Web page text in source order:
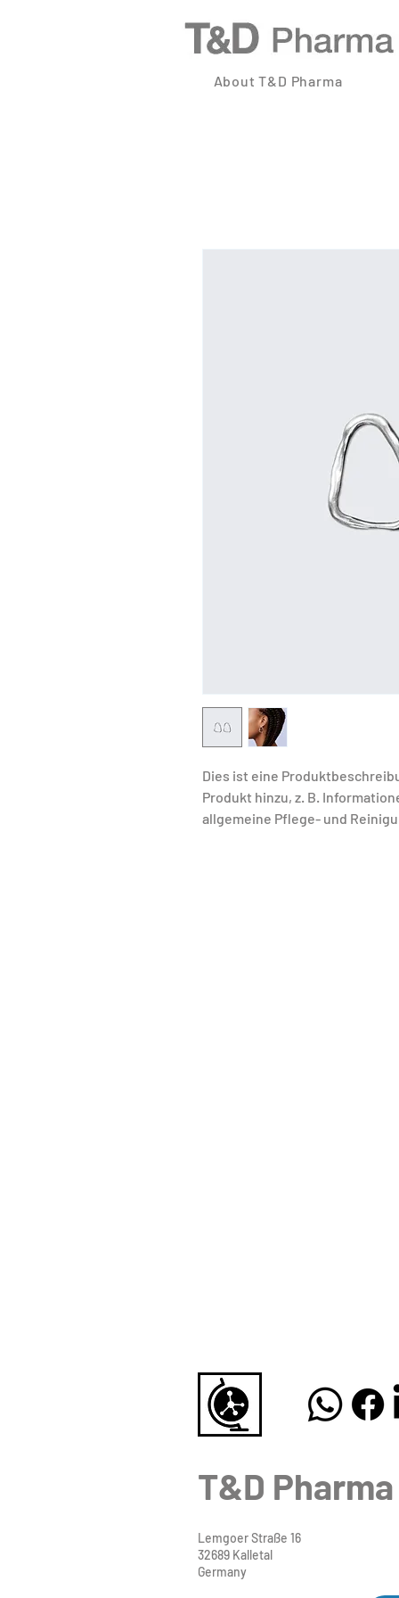
About T&D Pharma
Dies ist eine
Produkt hinzu, z. B.
allgemeine Pflege- und
T&D Pharma
Lemgoer Straße 16
32689 Kalletal
Germany